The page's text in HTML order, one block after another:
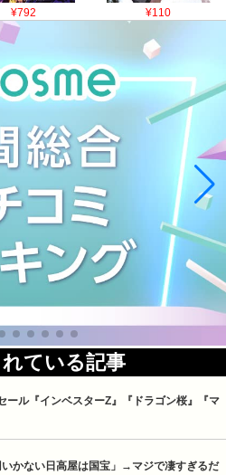
¥792 ¥110
ている記事
ール『インベスターZ』『ドラゴン桜』『マ
かない日高屋は国宝」→マジで凄すぎるだ